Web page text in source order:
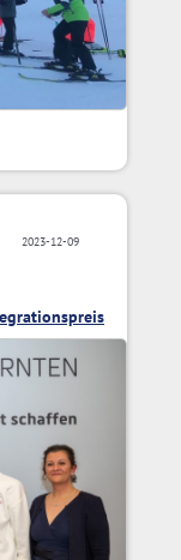
2023-12-09